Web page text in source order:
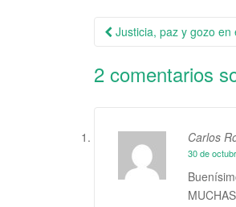
Navegación
Justicia, paz y gozo en
2 comentarios
Carlos
30 de